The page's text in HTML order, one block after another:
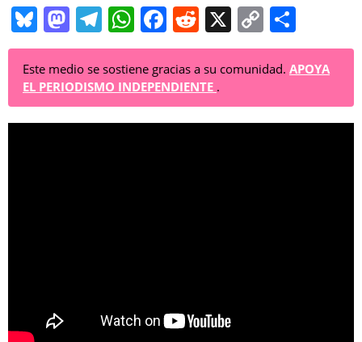
Bl
u
e
sk
y
M
a
st
o
d
T
el
e
gr
a
W
h
at
s
A
F
a
c
e
b
R
e
d
di
t
X C
o
p
Li
o
m
ar
Este medio se sostiene gracias a su comunidad. APOYA
EL PERIODISMO INDEPENDIENTE .